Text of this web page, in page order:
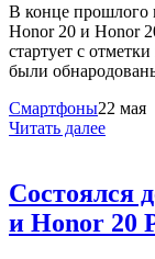
В конце прошлого
Honor 20 и Honor
стартует с
были
Смартфоны22 мая
Читать далее
Состоялся
и Honor 20